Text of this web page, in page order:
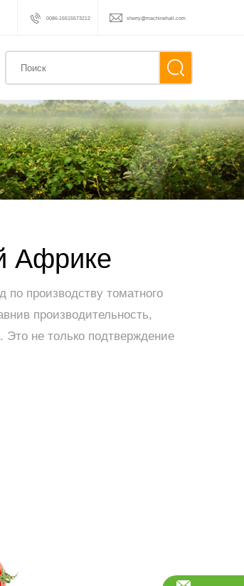
0086-15515573212 sherry@machinehall.com
Африке
производству томатного
производительность,
Это не только подтверждение